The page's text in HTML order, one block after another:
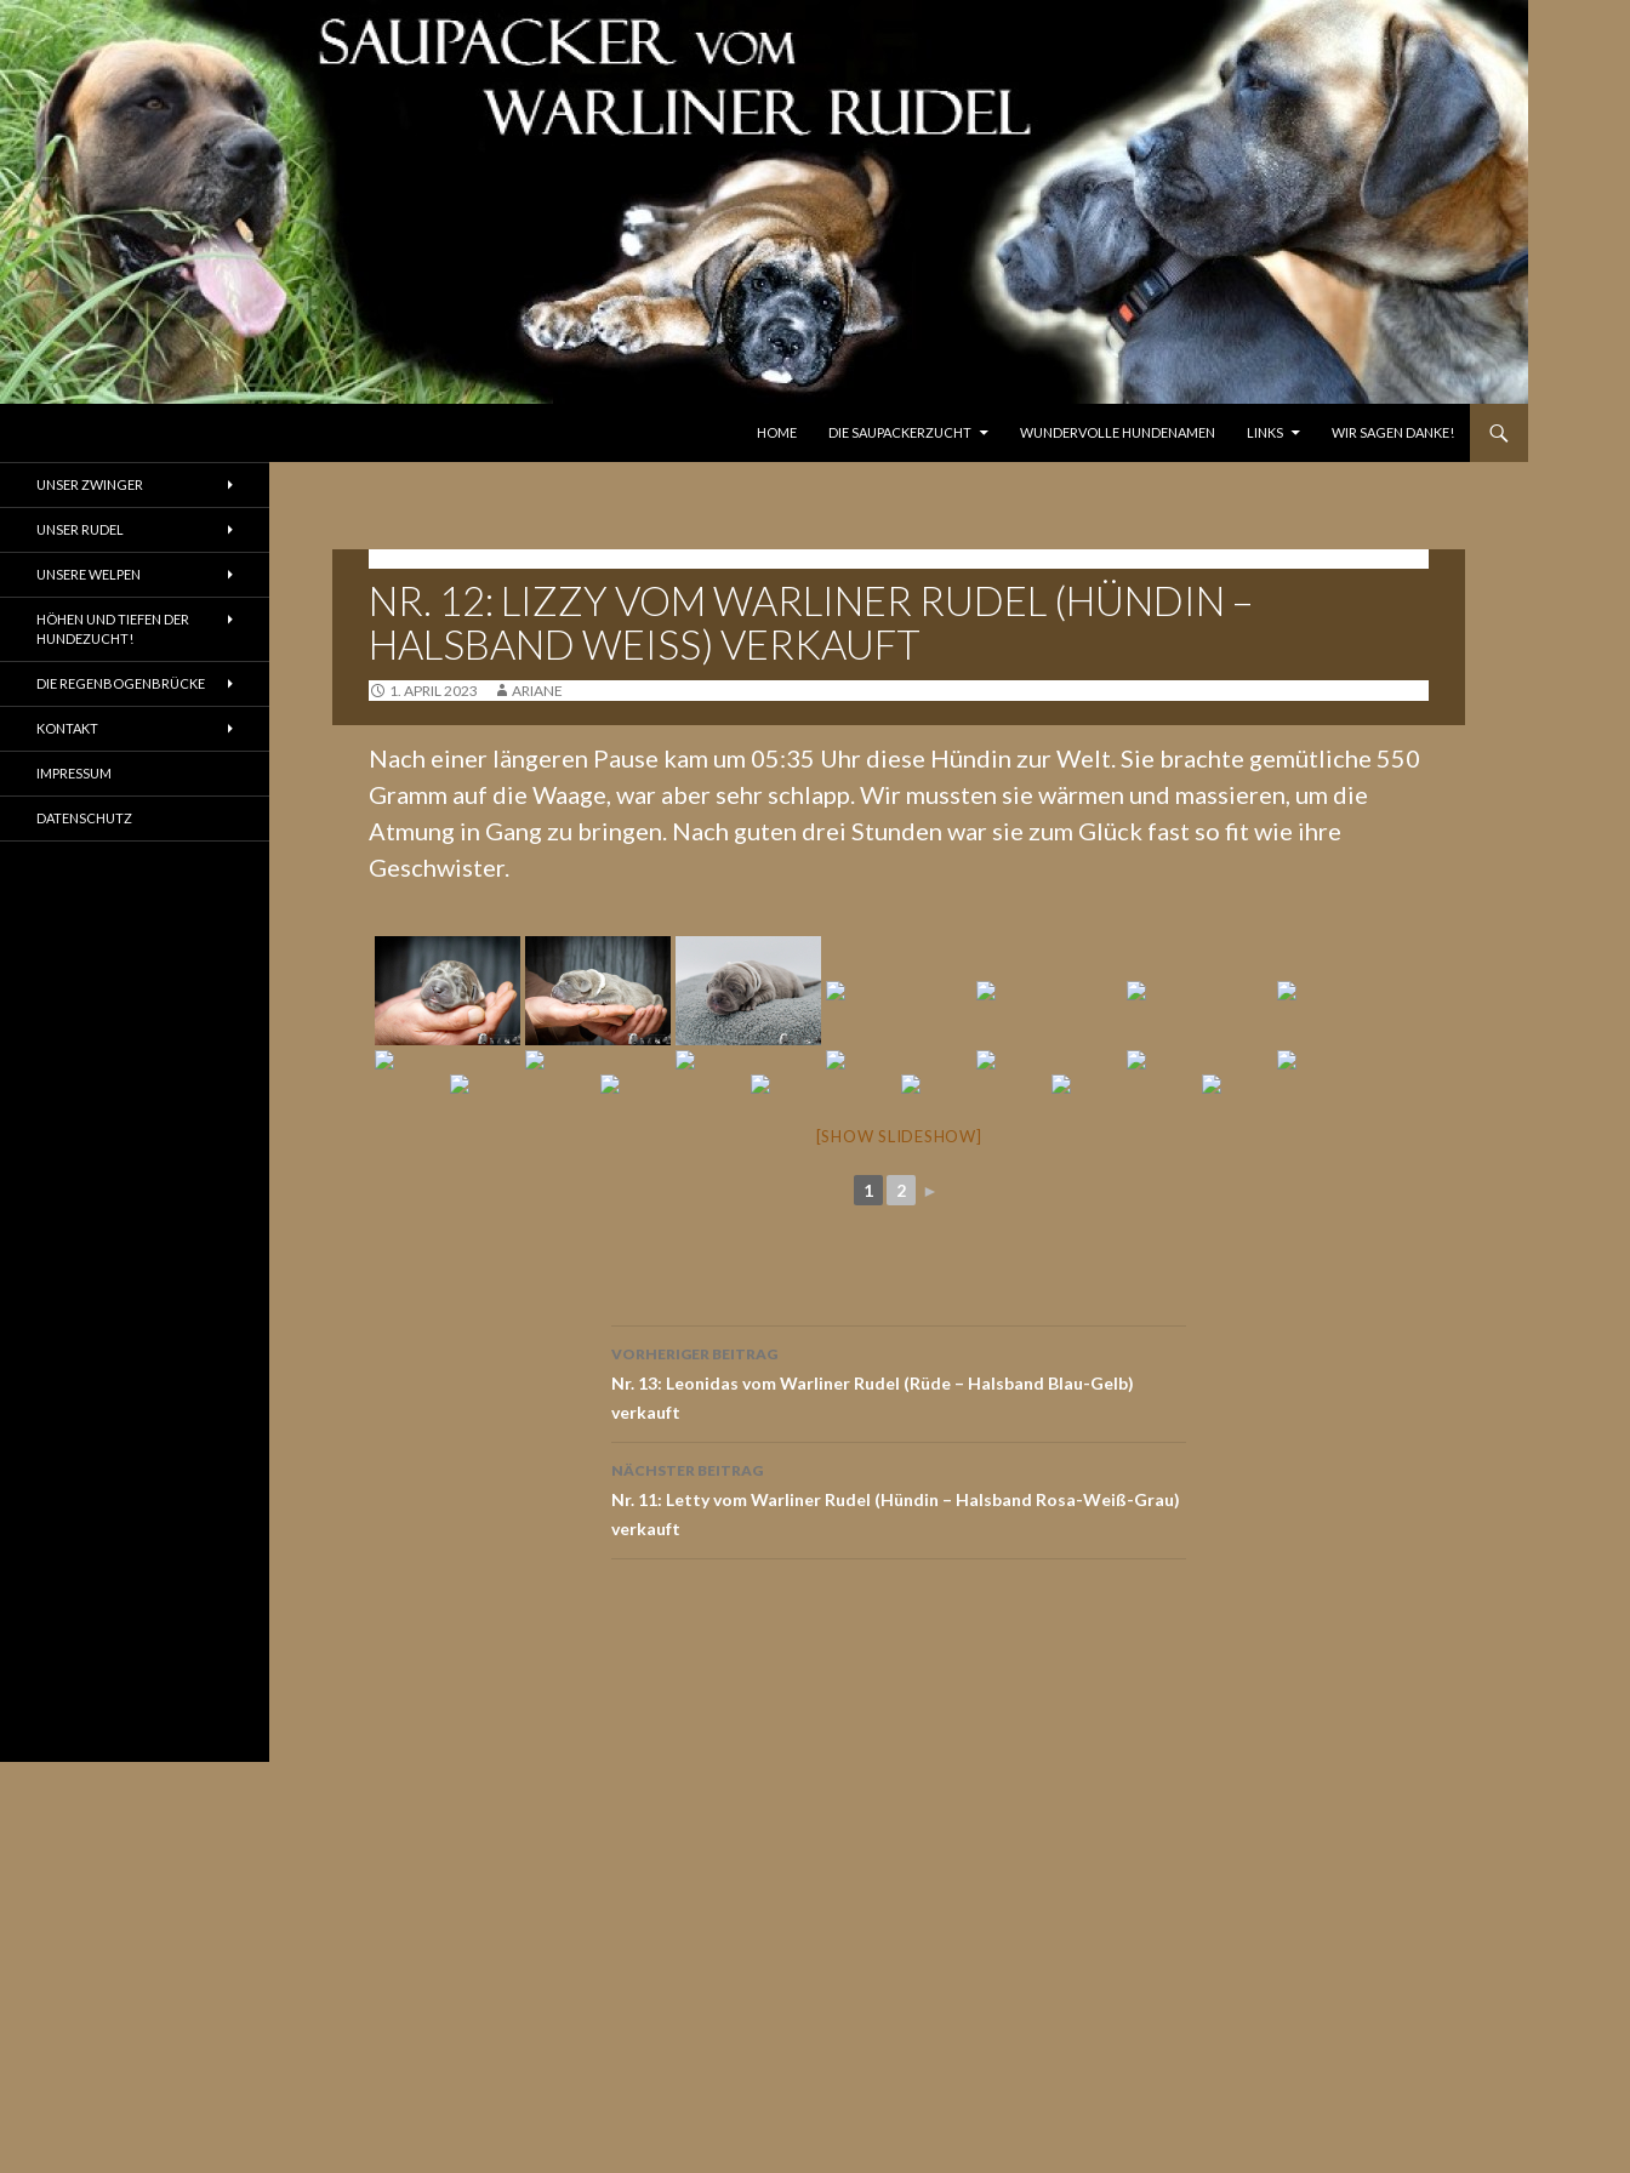
HOME
DIE SAUPACKERZUCHT WUNDERVOLLE HUNDENAMEN LINKS WIR SAGEN DANKE!
NR. 12: LIZZY VOM WARLINER RUDEL (HÜNDIN –
HALSBAND WEISS) VERKAUFT
1. APRIL 2023 ARIANE
Nach einer längeren Pause kam um 05:35 Uhr diese Hündin zur Welt. Sie brachte gemütliche 550
Gramm auf die Waage, war aber sehr schlapp. Wir mussten sie wärmen und massieren, um die
Atmung in Gang zu bringen. Nach guten drei Stunden war sie zum Glück fast so fit wie ihre
Geschwister.
[SHOW SLIDESHOW]
1 2 ►
Beitrags-
Navigation
VORHERIGER BEITRAG
Nr. 13: Leonidas vom Warliner Rudel (Rüde – Halsband Blau-Gelb)
verkauft
NÄCHSTER BEITRAG
Nr. 11: Letty vom Warliner Rudel (Hündin – Halsband Rosa-Weiß-Grau)
verkauft
UNSER ZWINGER
UNSER RUDEL
UNSERE WELPEN
HÖHEN UND TIEFEN DER
HUNDEZUCHT!
DIE REGENBOGENBRÜCKE
KONTAKT
IMPRESSUM
DATENSCHUTZ